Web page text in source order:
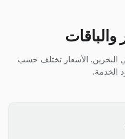
والباقات
الأسعار تختلف حسب
الخدمة.